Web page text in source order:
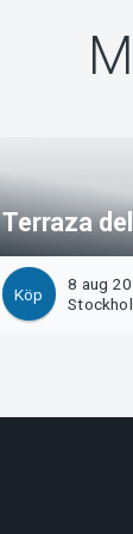
Terraza
Köp
8 aug